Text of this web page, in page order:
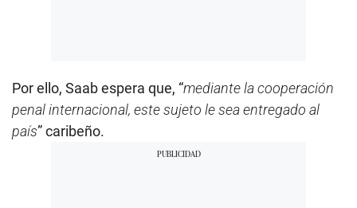
Por ello, Saab espera que, “mediante la cooperación
penal internacional, este sujeto le sea entregado al
país” caribeño.